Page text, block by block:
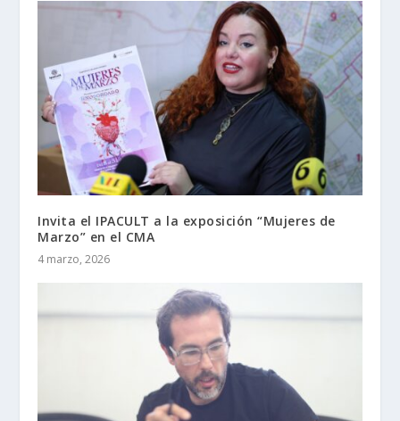
Invita el IPACULT a la exposición “Mujeres de
Marzo” en el CMA
4 marzo, 2026